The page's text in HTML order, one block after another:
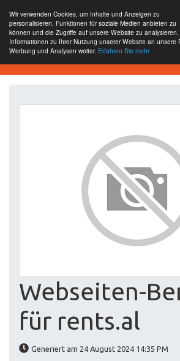
Wir verwenden Cookies, um Inhalte und Anzeigen zu
personalisieren, Funktionen für soziale Medien anbieten zu
können und die Zugriffe auf unsere Website zu
Informationen zu Ihrer Nutzung unserer Website an unsere
Werbung und Analysen weiter. Erfahren Sie mehr
SEO Analytics
Webseiten-
für rents.al
Generiert am 24 August 2024 14:35 PM